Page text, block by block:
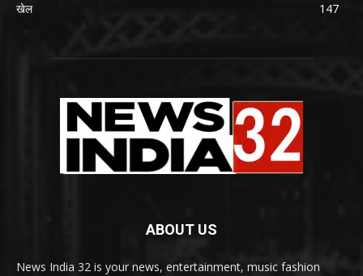
खेल
147
ABOUT US
News India 32 is your news, entertainment, music fashion